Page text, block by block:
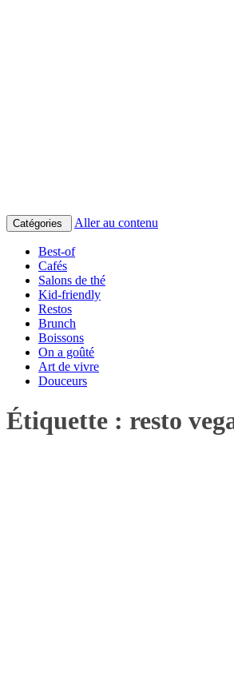
Catégories Aller au contenu
Best-of
Cafés
Salons de thé
Kid-friendly
Restos
Brunch
Boissons
On a goûté
Art de vivre
Douceurs
Étiquette : resto